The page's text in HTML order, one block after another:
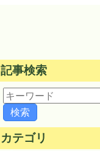
記事検索
カテゴリ